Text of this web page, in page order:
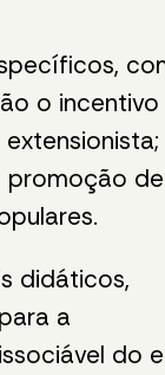
o
promoção de
didáticos,
a
do